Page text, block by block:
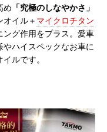
め 「究極のしなやかさ」
オイル＋ マイクロチタン
ング作用をプラス。愛車
ハイスペックなお車に
ルです。